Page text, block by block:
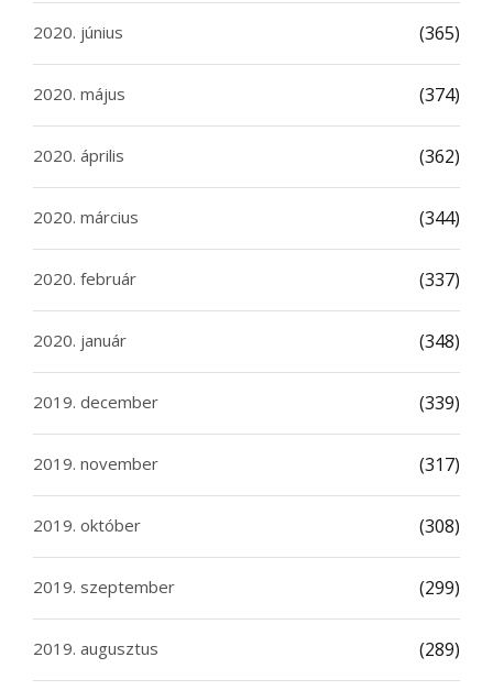
2020. június (365)
2020. május (374)
2020. április (362)
2020. március (344)
2020. február (337)
2020. január (348)
2019. december (339)
2019. november (317)
2019. október (308)
2019. szeptember (299)
2019. augusztus (289)